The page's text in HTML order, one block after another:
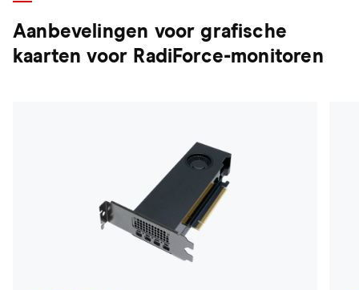
Aanbevelingen voor grafische
kaarten voor RadiForce-monitoren